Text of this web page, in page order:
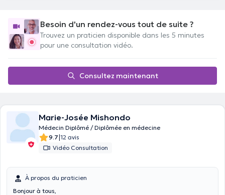
Besoin d'un rendez-vous tout de suite ?
Trouvez un praticien disponible dans les 5 minutes
pour une consultation vidéo.
Consultez maintenant
Marie-Josée Mishondo
Médecin Diplômé / Diplômée en médecine
9.7|12 avis
Vidéo Consultation
À propos du praticien
Bonjour à tous,